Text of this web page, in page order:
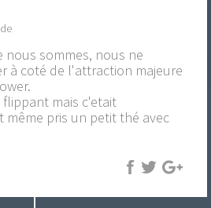
sommes, nous ne
à coté de l'attraction majeure
mais c'etait
même pris un petit thé avec